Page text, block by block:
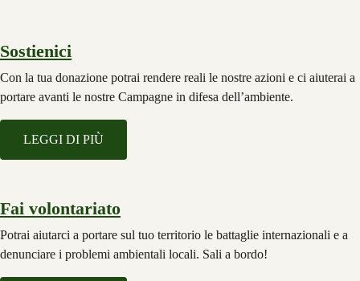
Sostienici
Con la tua donazione potrai rendere reali le nostre azioni e ci aiuterai a
portare avanti le nostre Campagne in difesa dell’ambiente.
LEGGI DI PIÙ
Fai volontariato
Potrai aiutarci a portare sul tuo territorio le battaglie internazionali e a
denunciare i problemi ambientali locali. Sali a bordo!